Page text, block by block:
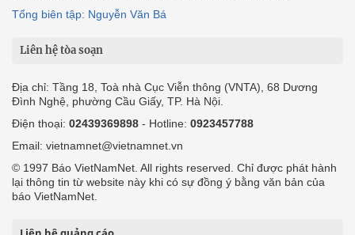
Tổng biên tập: Nguyễn Văn Bá
Liên hệ tòa soạn
Địa chỉ: Tầng 18, Toà nhà Cục Viễn thông (VNTA), 68 Dương
Đình Nghệ, phường Cầu Giấy, TP. Hà Nội.
Điện thoại: 02439369898 - Hotline: 0923457788
Email: vietnamnet@vietnamnet.vn
© 1997 Báo VietNamNet. All rights reserved. Chỉ được phát hành
lại thông tin từ website này khi có sự đồng ý bằng văn bản của
báo VietNamNet.